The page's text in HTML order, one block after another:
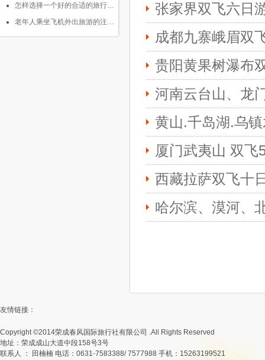
怎样选择一个好的合适的旅行…
老年人乘坐飞机外出旅游的注…
张家界双飞六日
成都九寨峨眉双
贵阳黄果树瀑布
河南云台山、龙
黄山.千岛湖.乌
厦门武夷山 双飞
西藏拉萨双飞十
哈尔滨、漠河、
友情链接：
Copyright ©2014荣成春风国际旅行社有限公司 .All Rights Reserved
地址：荣成成山大道中段158号3号
联系人 ： 田楠楠 电话：0631-7583388/ 7577988 手机：15263199521